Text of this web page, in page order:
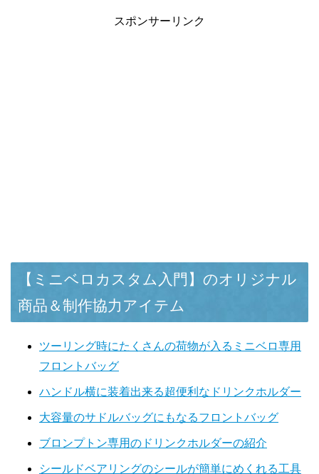
スポンサーリンク
【ミニベロカスタム入門】のオリジナル
商品＆制作協力アイテム
ツーリング時にたくさんの荷物が入るミニベロ専用
フロントバッグ
ハンドル横に装着出来る超便利なドリンクホルダー
大容量のサドルバッグにもなるフロントバッグ
ブロンプトン専用のドリンクホルダーの紹介
シールドベアリングのシールが簡単にめくれる工具